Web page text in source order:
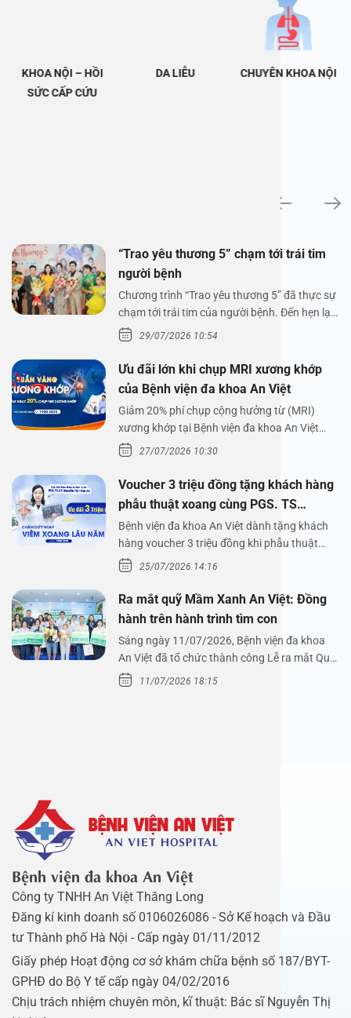
KHOA NỘI – HỒI
SỨC CẤP CỨU
DA LIỄU CHUYÊN KHOA NỘI
“Trao yêu thương 5” chạm tới trái tim
người bệnh
Chương trình “Trao yêu thương 5” đã thực sự
chạm tới trái tim của người bệnh. Đến hẹn lại
lên,…29/07/2026 10:54
Ưu đãi lớn khi chụp MRI xương khớp
của Bệnh viện đa khoa An Việt
Giảm 20% phí chụp cộng hưởng từ (MRI)
xương khớp tại Bệnh viện đa khoa An Việt
Bệnh viện đa…
27/07/2026 10:30
Voucher 3 triệu đồng tặng khách hàng
phẫu thuật xoang cùng PGS. TS
Nguyễn Thị Hoài An
Bệnh viện đa khoa An Việt dành tặng khách
hàng voucher 3 triệu đồng khi phẫu thuật
xoang cùng PGS.…
25/07/2026 14:16
Ra mắt quỹ Mầm Xanh An Việt: Đồng
hành trên hành trình tìm con
Sáng ngày 11/07/2026, Bệnh viện đa khoa
An Việt đã tổ chức thành công Lễ ra mắt Quỹ
Mầm Xanh…
11/07/2026 18:15
Bệnh viện đa khoa An Việt
Công ty TNHH An Việt Thăng Long
Đăng kí kinh doanh số 0106026086 - Sở Kế hoạch và Đầu
tư Thành phố Hà Nội - Cấp ngày 01/11/2012
Giấy phép Hoạt động cơ sở khám chữa bệnh số 187/BYT-
GPHĐ do Bộ Y tế cấp ngày 04/02/2016
Chịu trách nhiệm chuyên môn, kĩ thuật: Bác sĩ Nguyễn Thị